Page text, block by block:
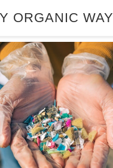
ORGANIC WAY